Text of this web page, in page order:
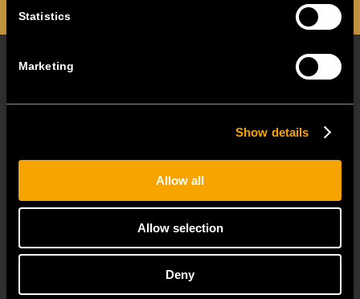
Statistics
Marketing
Show details
Allow all
Allow selection
Deny
Дополнително продажно место
ALFA ELEKTRONIK